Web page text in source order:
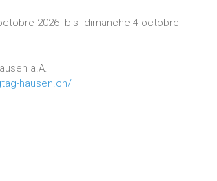
2026 bis dimanche 4 octobre
a.A.
hausen.ch/